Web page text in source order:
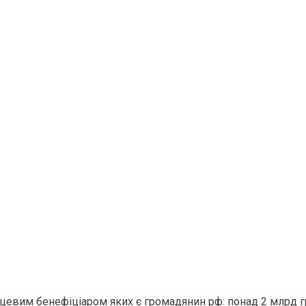
бенефіціаром яких є громадянин рф: понад 2 млрд